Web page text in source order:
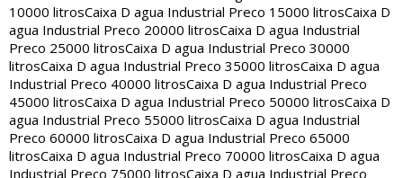
10000 litrosCaixa D agua Industrial Preco 15000 litrosCaixa D
agua Industrial Preco 20000 litrosCaixa D agua Industrial
Preco 25000 litrosCaixa D agua Industrial Preco 30000
litrosCaixa D agua Industrial Preco 35000 litrosCaixa D agua
Industrial Preco 40000 litrosCaixa D agua Industrial Preco
45000 litrosCaixa D agua Industrial Preco 50000 litrosCaixa D
agua Industrial Preco 55000 litrosCaixa D agua Industrial
Preco 60000 litrosCaixa D agua Industrial Preco 65000
litrosCaixa D agua Industrial Preco 70000 litrosCaixa D agua
Industrial Preco 75000 litrosCaixa D agua Industrial Preco